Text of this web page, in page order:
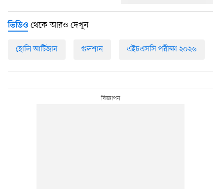
ভিডিও থেকে আরও দেখুন
হোলি আর্টিজান গুলশান এইচএসসি পরীক্ষা ২০২৬